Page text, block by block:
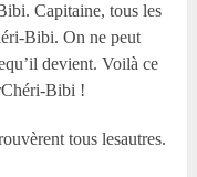
Capitaine, tous les
Bibi. On ne peut
devient. Voilà ce
Bibi !
tous lesautres.